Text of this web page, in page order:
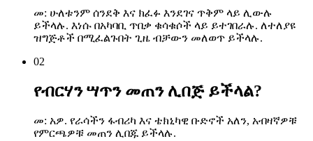
መ: ሁለቱንም ሰንደቅ እና ክፈፉ እንደገና ጥቅም ላይ ሊውሉ
ይችላሉ. እነሱ በአካባቢ ጥበቃ ቁሳቁሶች ላይ ይተገበራሉ. ለተለያዩ
ዝግጅቶች በሚፈልጉበት ጊዜ ብቻውን መለወጥ ይችላሉ.
02
የብርሃን ሣጥን መጠን ሊበጅ ይችላል?
መ: አዎ. የራሳችን ፋብሪካ እና ቴክኒካዊ ቡድኖች አለን, አብዛኛዎቹ
የምርጫዎቹ መጠን ሊበጁ ይችላሉ.